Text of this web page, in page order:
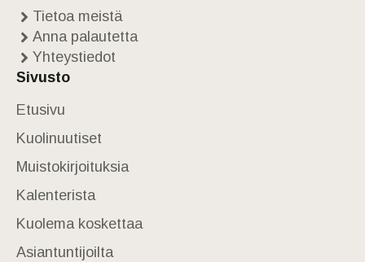
Tietoa meistä
Anna palautetta
Yhteystiedot
Sivusto
Etusivu
Kuolinuutiset
Muistokirjoituksia
Kalenterista
Kuolema koskettaa
Asiantuntijoilta